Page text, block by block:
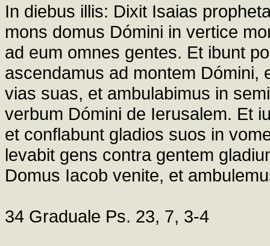
In diebus illis: Dixit Isaias
mons domus Dómini in vertice
ad eum omnes gentes. Et ibunt
ascendamus ad montem Dómini,
vias suas, et ambulabimus in
verbum Dómini de Ierusalem. Et
et conflabunt gladios suos in
levabit gens contra gentem
Domus Iacob venite, et
34 Graduale Ps. 23, 7, 3-4